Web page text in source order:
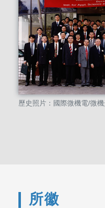
歷史照片：國際微機電/微
所徽